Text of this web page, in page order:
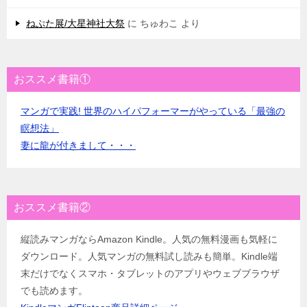
ねぷた展/大星神社大祭 に ちゅわこ より
おススメ書籍①
マンガで実践! 世界のハイパフォーマーがやっている「最強の
瞑想法」
妻に龍が付きまして・・・
おススメ書籍②
縦読みマンガならAmazon Kindle。人気の無料漫画も気軽に
ダウンロード。人気マンガの無料試し読みも簡単。Kindle端
末だけでなくスマホ・タブレットのアプリやウェブブラウザ
でも読めます。